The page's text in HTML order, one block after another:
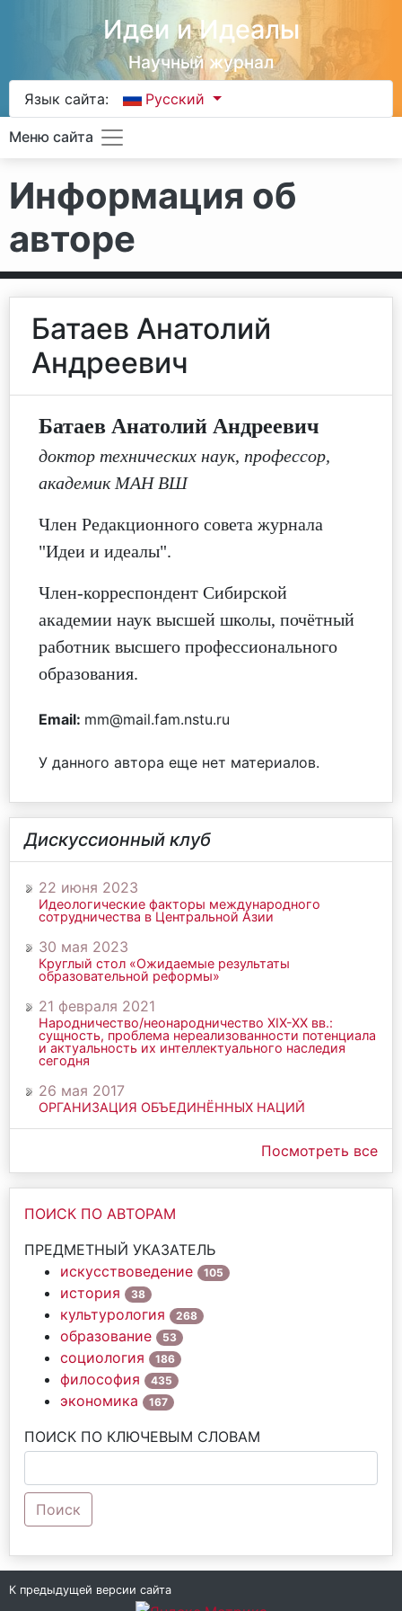
Идеи и Идеалы
Научный журнал
Язык сайта: Русский
Меню сайта
Информация об
авторе
Батаев Анатолий
Андреевич
Батаев Анатолий Андреевич
доктор технических наук, профессор,
академик МАН ВШ
Член Редакционного совета журнала
"Идеи и идеалы".
Член-корреспондент Сибирской
академии наук высшей школы, почётный
работник высшего профессионального
образования.
Email: mm@mail.fam.nstu.ru
У данного автора еще нет материалов.
Дискуссионный клуб
22 июня 2023
Идеологические факторы международного
сотрудничества в Центральной Азии
30 мая 2023
Круглый стол «Ожидаемые результаты
образовательной реформы»
21 февраля 2021
Народничество/неонародничество ХIХ-ХХ вв.:
сущность, проблема нереализованности потенциала
и актуальность их интеллектуального наследия
сегодня
26 мая 2017
ОРГАНИЗАЦИЯ ОБЪЕДИНЁННЫХ НАЦИЙ
Посмотреть все
ПОИСК ПО АВТОРАМ
ПРЕДМЕТНЫЙ УКАЗАТЕЛЬ
искусствоведение
105
история 38
культурология 268
образование 53
социология 186
философия 435
экономика 167
ПОИСК ПО КЛЮЧЕВЫМ СЛОВАМ
Поиск
К предыдущей версии сайта